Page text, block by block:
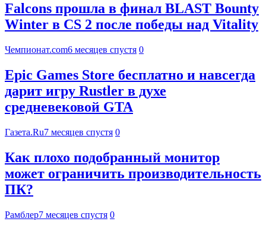
Falcons прошла в финал BLAST Bounty
Winter в CS 2 после победы над Vitality
Чемпионат.com6 месяцев спустя 0
Epic Games Store бесплатно и навсегда
дарит игру Rustler в духе
средневековой GTA
Газета.Ru7 месяцев спустя 0
Как плохо подобранный монитор
может ограничить производительность
ПК?
Рамблер7 месяцев спустя 0